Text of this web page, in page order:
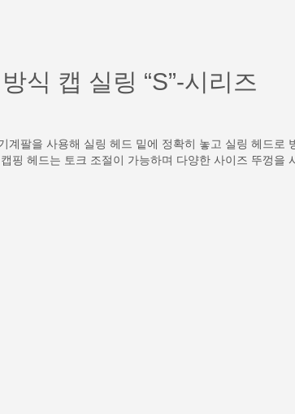
식 캡 실링 “S”-시리즈
계팔을 사용해 실링 헤드 밑에 정확히 놓고 실링 헤드로
핑 헤드는 토크 조절이 가능하며 다양한 사이즈 뚜껑을